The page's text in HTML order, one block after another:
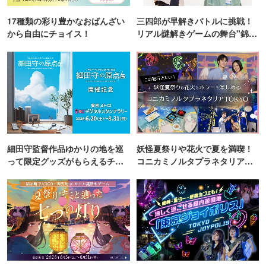
17種類の彩り豊かなおばんざい
から自由にチョイス！
三四郎が早解きバトルに挑戦！
リアル謎解きゲームの舞台"錦糸
細田守監督作品ゆかりの地を巡
って限定グッズがもらえるチャ
妖怪夏祭りや花火で夏を満喫！
コニカミノルタプラネタリア